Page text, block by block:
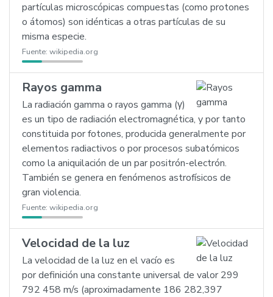
partículas microscópicas compuestas (como protones
o átomos) son idénticas a otras partículas de su
misma especie.
Fuente: wikipedia.org
Rayos gamma
La radiación gamma o rayos gamma (γ)
es un tipo de radiación electromagnética, y por tanto
constituida por fotones, producida generalmente por
elementos radiactivos o por procesos subatómicos
como la aniquilación de un par positrón-electrón.
También se genera en fenómenos astrofísicos de
gran violencia.
Fuente: wikipedia.org
Velocidad de la luz
La velocidad de la luz en el vacío es
por definición una constante universal de valor 299
792 458 m/s (aproximadamente 186 282,397